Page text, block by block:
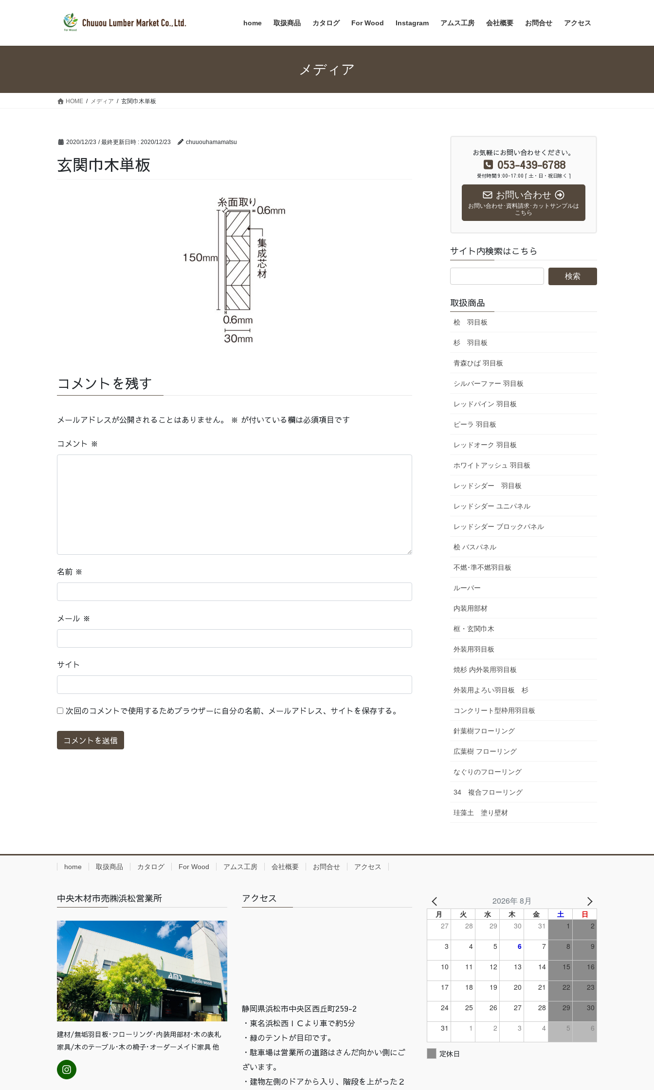
home 取扱商品 カタログ For Wood Instagram アムス工房 会社概要 お問合せ アクセス
メディア
HOME メディア 玄関巾木単板
2020/12/23 / 最終更新日時 : 2020/12/23 chuuouhamamatsu
玄関巾木単板
コメントを残す
メールアドレスが公開されることはありません。 ※ が付いている欄は必須項目です
コメント ※
名前 ※
メール ※
サイト
次回のコメントで使用するためブラウザーに自分の名前、メールアドレス、サイトを保存する。
お気軽にお問い合わせください。
053-439-6788
受付時間 9:00-17:00 [ 土・日・祝日除く ]
お問い合わせ
お問い合わせ･資料請求･カットサンプルは
こちら
サイト内検索はこちら
取扱商品
桧 羽目板
杉 羽目板
青森ひば 羽目板
シルバーファー 羽目板
レッドパイン 羽目板
ピーラ 羽目板
レッドオーク 羽目板
ホワイトアッシュ 羽目板
レッドシダー 羽目板
レッドシダー ユニパネル
レッドシダー ブロックパネル
桧 バスパネル
不燃･準不燃羽目板
ルーバー
内装用部材
框・玄関巾木
外装用羽目板
焼杉 内外装用羽目板
外装用よろい羽目板 杉
コンクリート型枠用羽目板
針葉樹フローリング
広葉樹 フローリング
なぐりのフローリング
34 複合フローリング
珪藻土 塗り壁材
home 取扱商品 カタログ For Wood アムス工房 会社概要 お問合せ アクセス
中央木材市売㈱浜松営業所
建材/無垢羽目板･フローリング･内装用部材･木の表札
家具/木のテーブル･木の椅子･オーダーメイド家具 他
アクセス
静岡県浜松市中央区西丘町259-2
・東名浜松西ＩＣより車で約5分
・緑のテントが目印です。
・駐車場は営業所の道路はさんだ向かい側にご
ざいます。
・建物左側のドアから入り、階段を上がった２
2026年 8月
月 火 水 木 金 土
日
27
28 29 30 31 1 2
3 4 5 6 7 8 9
10 11 12 13 14 15 16
17 18 19 20 21 22 23
24 25 26 27 28 29 30
31 1 2 3 4 5 6
定休日